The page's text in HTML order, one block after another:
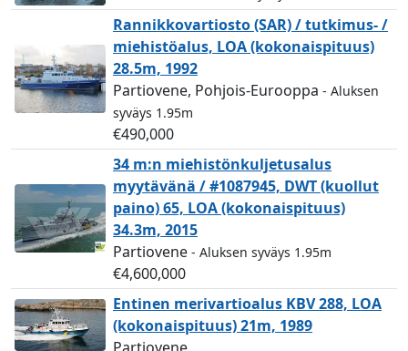
Rannikkovartiosto (SAR) / tutkimus- /
miehistöalus, LOA (kokonaispituus)
28.5m, 1992
Partiovene, Pohjois-Eurooppa - Aluksen
syväys 1.95m
€490,000
34 m:n miehistönkuljetusalus
myytävänä / #1087945, DWT (kuollut
paino) 65, LOA (kokonaispituus)
34.3m, 2015
Partiovene - Aluksen syväys 1.95m
€4,600,000
Entinen merivartioalus KBV 288, LOA
(kokonaispituus) 21m, 1989